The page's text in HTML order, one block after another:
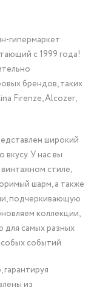
гипермаркет
с 1999 года!
брендов, таких
Firenze, Alcozer,
широкий
У нас вы
стиле,
шарм, а также
подчеркивающую
коллекции,
самых разных
событий.
из